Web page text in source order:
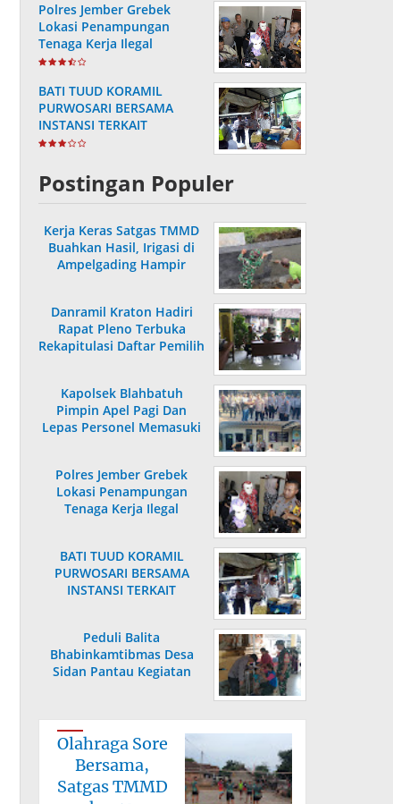
Polres Jember Grebek
Lokasi Penampungan
Tenaga Kerja Ilegal
BATI TUUD KORAMIL
PURWOSARI BERSAMA
INSTANSI TERKAIT
LAKSANAKAN
SEMBAKO
Postingan Populer
Kerja Keras Satgas TMMD
Buahkan Hasil, Irigasi di
Ampelgading Hampir
Danramil Kraton Hadiri
Rapat Pleno Terbuka
Rekapitulasi Daftar Pemilih
Kapolsek Blahbatuh
Pimpin Apel Pagi Dan
Lepas Personel Memasuki
Polres Jember Grebek
Lokasi Penampungan
Tenaga Kerja Ilegal
BATI TUUD KORAMIL
PURWOSARI BERSAMA
INSTANSI TERKAIT
SEMBAKO
Peduli Balita
Bhabinkamtibmas Desa
Sidan Pantau Kegiatan
Olahraga Sore
Bersama,
Satgas TMMD